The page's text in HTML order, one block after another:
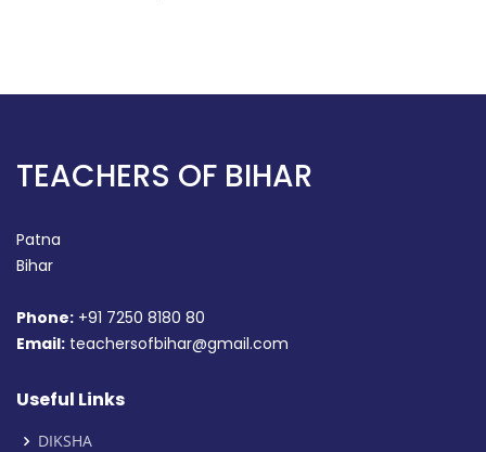
TEACHERS OF BIHAR
Patna
Bihar
Phone: +91 7250 8180 80
Email: teachersofbihar@gmail.com
Useful Links
DIKSHA